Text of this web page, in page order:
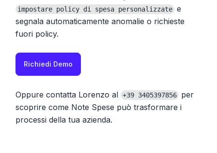
impostare policy di spesa personalizzate e
segnala automaticamente anomalie o richieste
fuori policy.
Richiedi Demo
Oppure contatta Lorenzo al +39 3405397856
per
scoprire come Note Spese può trasformare i
processi della tua azienda.